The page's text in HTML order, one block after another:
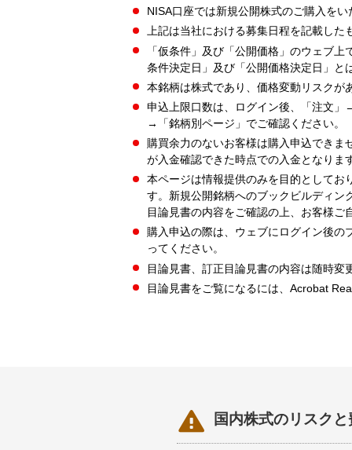
NISA口座では新規公開株式のご購入を
上記は当社における募集日程を記載した
「仮条件」及び「公開価格」のウェブ
条件決定日」及び「公開価格決定日」と
本銘柄は株式であり、価格変動リスクが
申込上限口数は、ログイン後、「注文
→「銘柄別ページ」でご確認ください。
購買余力のないお客様は購入申込でき
が入金確認できた時点での入金となりま
本ページは情報提供のみを目的としてお
す。新規公開銘柄へのブックビルディン
目論見書の内容をご確認の上、お客様
購入申込の際は、ウェブにログイン後の
ってください。
目論見書、訂正目論見書の内容は随時変
目論見書をご覧になるには、Acrobat
 国内株式のリスク